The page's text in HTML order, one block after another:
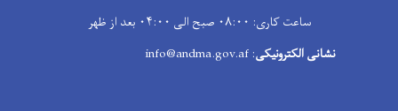
ساعت کاری: ۰۸:۰۰ صبح الی ۰۴:۰۰ بعد از ظهر
نشانی الکترونیکی: info@andma.gov.af